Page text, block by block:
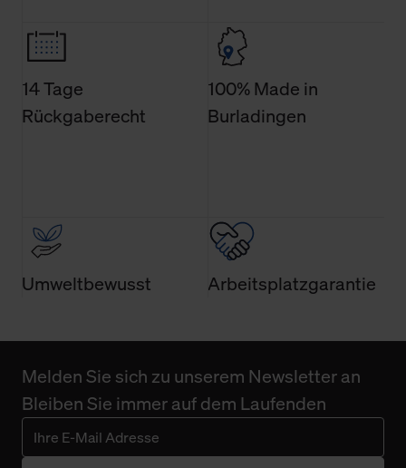
14 Tage
Rückgaberecht
100% Made in
Burladingen
Umweltbewusst Arbeitsplatzgarantie
Melden Sie sich zu unserem Newsletter an
Bleiben Sie immer auf dem Laufenden